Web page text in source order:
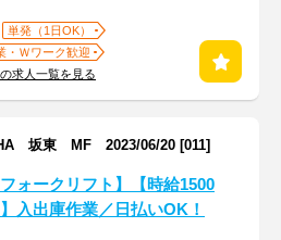
単発（1日OK）
・Ｗワーク歓迎
求人一覧を見る
坂東 MF 2023/06/20 [011]
フォークリフト】【時給1500
入出庫作業／日払いOK！